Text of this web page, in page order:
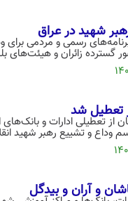
شهید در عراق
رسمی و مردمی برای
زائران و هیئت‌های
تعطیل شد
وداع و تشییع رهبر شهید